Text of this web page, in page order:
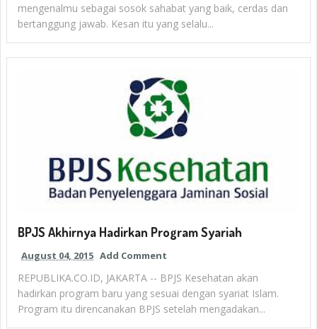
mengenalmu sebagai sosok sahabat yang baik, cerdas dan
bertanggung jawab. Kesan itu yang selalu...
BPJS Akhirnya Hadirkan Program Syariah
August 04, 2015 Add Comment
REPUBLIKA.CO.ID, JAKARTA -- BPJS Kesehatan akan
hadirkan program baru yang sesuai dengan syariat Islam.
Program itu direncanakan BPJS setelah mengadakan...